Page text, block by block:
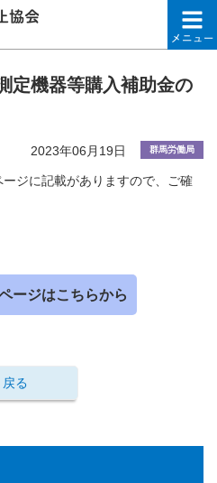
建設業労働災害防止協
定機器等購入補助金の
2023年06月19日 群馬労働局
ジに記載がありますので、ご確
ージはこちらから
戻る